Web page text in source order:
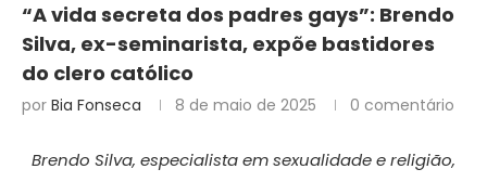
“A vida secreta dos padres gays”: Brendo
Silva, ex-seminarista, expõe bastidores
do clero católico
por Bia Fonseca 8 de maio de 2025 0 comentário
Brendo Silva, especialista em sexualidade e religião,